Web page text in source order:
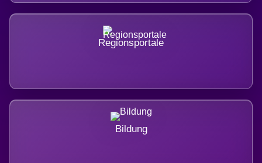
Regionsportale
Bildung